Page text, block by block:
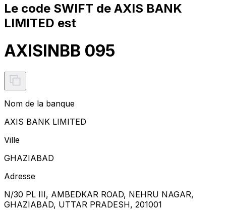
Le code SWIFT de AXIS BANK
LIMITED est
AXISINBB 095
Nom de la banque
AXIS BANK LIMITED
Ville
GHAZIABAD
Adresse
N/30 PL III, AMBEDKAR ROAD, NEHRU NAGAR,
GHAZIABAD, UTTAR PRADESH, 201001